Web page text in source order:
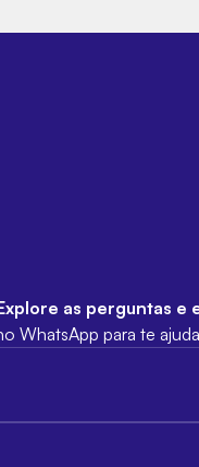
as perguntas
WhatsApp para te
têm acesso gratuito,